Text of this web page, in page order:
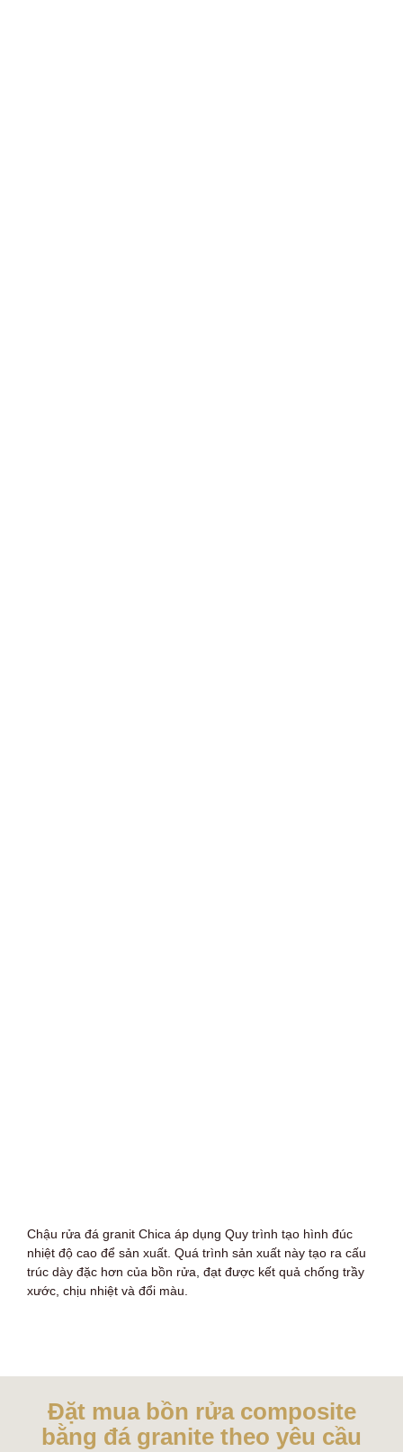
Chậu rửa đá granit Chica áp dụng Quy trình tạo hình đúc
nhiệt độ cao để sản xuất. Quá trình sản xuất này tạo ra cấu
trúc dày đặc hơn của bồn rửa, đạt được kết quả chống trầy
xước, chịu nhiệt và đổi màu.
Đặt mua bồn rửa composite
bằng đá granite theo yêu cầu